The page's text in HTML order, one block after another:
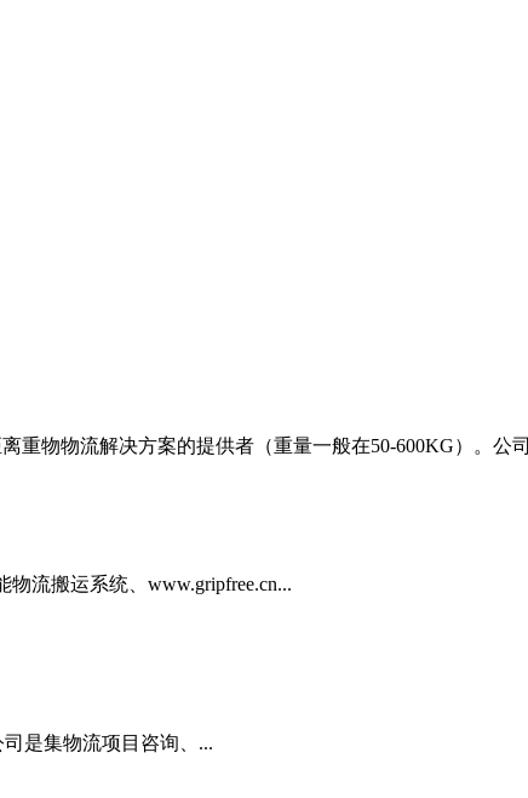
重物物流解决方案的提供者（重量一般在50-600KG）。
流搬运系统、www.gripfree.cn...
是集物流项目咨询、...